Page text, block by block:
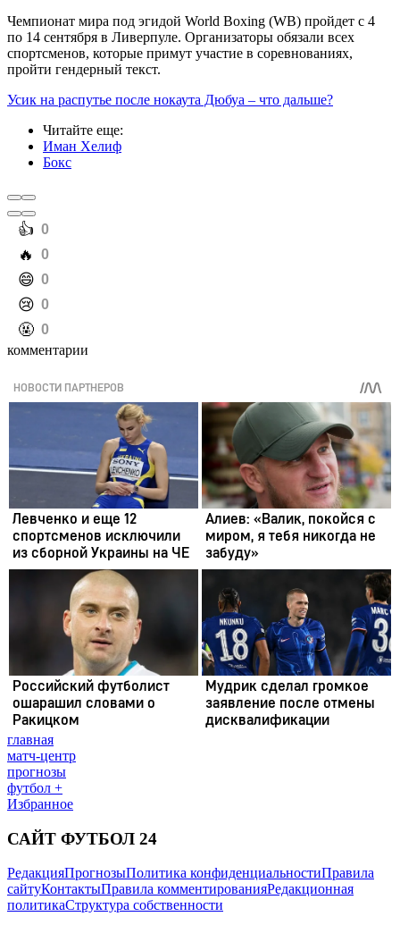
Чемпионат мира под эгидой World Boxing (WB) пройдет с 4
по 14 сентября в Ливерпуле. Организаторы обязали всех
спортсменов, которые примут участие в соревнованиях,
пройти гендерный текст.
Усик на распутье после нокаута Дюбуа – что дальше?
Читайте еще:
Иман Хелиф
Бокс
️👍 0
️🔥 0
️😄 0
️😢 0
️🤬 0
комментарии
главная
матч-центр
прогнозы
футбол +
Избранное
САЙТ ФУТБОЛ 24
РедакцияПрогнозыПолитика конфиденциальностиПравила
сайтуКонтактыПравила комментированияРедакционная
политикаСтруктура собственности